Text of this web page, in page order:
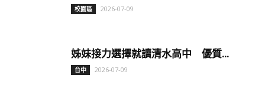
校園區 2026-07-09
姊妹接力選擇就讀清水高中 優質...
台中 2026-07-09